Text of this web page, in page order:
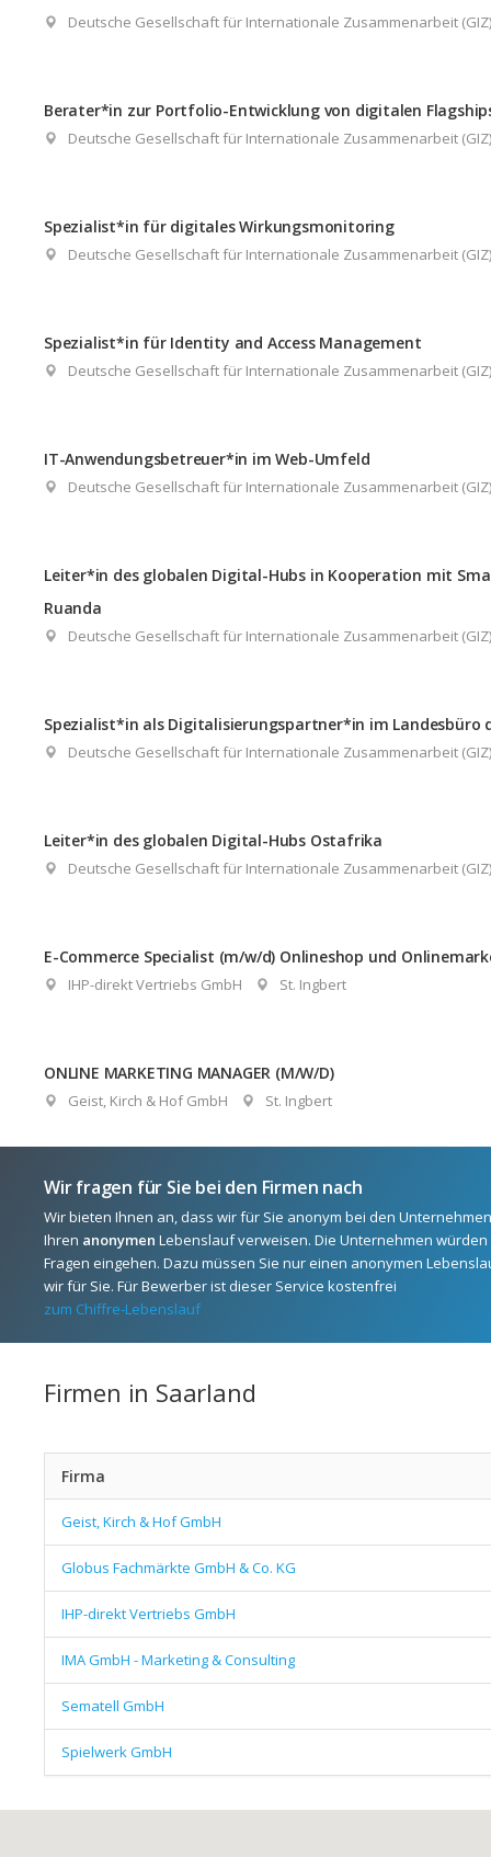
Deutsche Gesellschaft für Internationale Zusammenarbeit
Berater*in zur Portfolio-Entwicklung von digitalen
Deutsche Gesellschaft für Internationale Zusammenarbeit
Spezialist*in für digitales Wirkungsmonitoring
Deutsche Gesellschaft für Internationale Zusammenarbeit
Spezialist*in für Identity and Access Management
Deutsche Gesellschaft für Internationale Zusammenarbeit
IT-Anwendungsbetreuer*in im Web-Umfeld
Deutsche Gesellschaft für Internationale Zusammenarbeit
Leiter*in des globalen Digital-Hubs in Kooperation mit
Ruanda
Deutsche Gesellschaft für Internationale Zusammenarbeit
Spezialist*in als Digitalisierungspartner*in im Landesbüro
Deutsche Gesellschaft für Internationale Zusammenarbeit
Leiter*in des globalen Digital-Hubs Ostafrika
Deutsche Gesellschaft für Internationale Zusammenarbeit
E-Commerce Specialist (m/w/d) Onlineshop und
IHP-direkt Vertriebs GmbH St. Ingbert
ONLINE MARKETING MANAGER (M/W/D)
Geist, Kirch & Hof GmbH St. Ingbert
Wir fragen für Sie bei den Firmen nach
Wir bieten Ihnen an, dass wir für Sie anonym bei den
Ihren anonymen Lebenslauf verweisen. Die Unternehmen
Fragen eingehen. Dazu müssen Sie nur einen anonymen
wir für Sie. Für Bewerber ist dieser Service kostenfrei
zum Chiffre-Lebenslauf
Firmen in Saarland
Firma
Geist, Kirch & Hof GmbH
Globus Fachmärkte GmbH & Co. KG
IHP-direkt Vertriebs GmbH
IMA GmbH - Marketing & Consulting
Sematell GmbH
Spielwerk GmbH